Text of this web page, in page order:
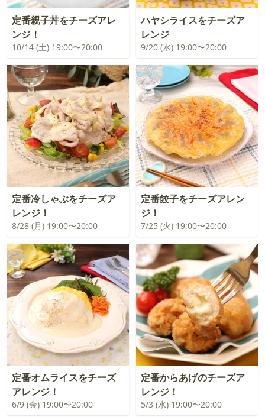
定番親子丼をチーズアレ
ンジ！
10/14 (土) 19:00〜20:00
ハヤシライスをチーズア
レンジ
9/20 (水) 19:00〜20:00
定番冷しゃぶをチーズア
レンジ！
8/28 (月) 19:00〜20:00
定番餃子をチーズアレン
ジ！
7/25 (火) 19:00〜20:00
定番オムライスをチーズ
アレンジ！
6/9 (金) 19:00〜20:00
定番からあげのチーズア
レンジ！
5/3 (水) 19:00〜20:00